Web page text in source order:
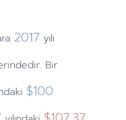
2017 yılı
Bir
$100